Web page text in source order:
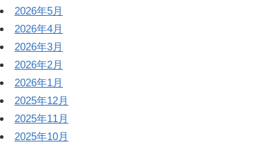
2026年5月
2026年4月
2026年3月
2026年2月
2026年1月
2025年12月
2025年11月
2025年10月